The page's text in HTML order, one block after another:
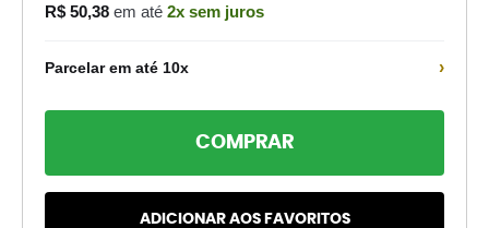
R$ 50,38 em até 2x sem juros
Parcelar em até 10x ›
COMPRAR
ADICIONAR AOS FAVORITOS